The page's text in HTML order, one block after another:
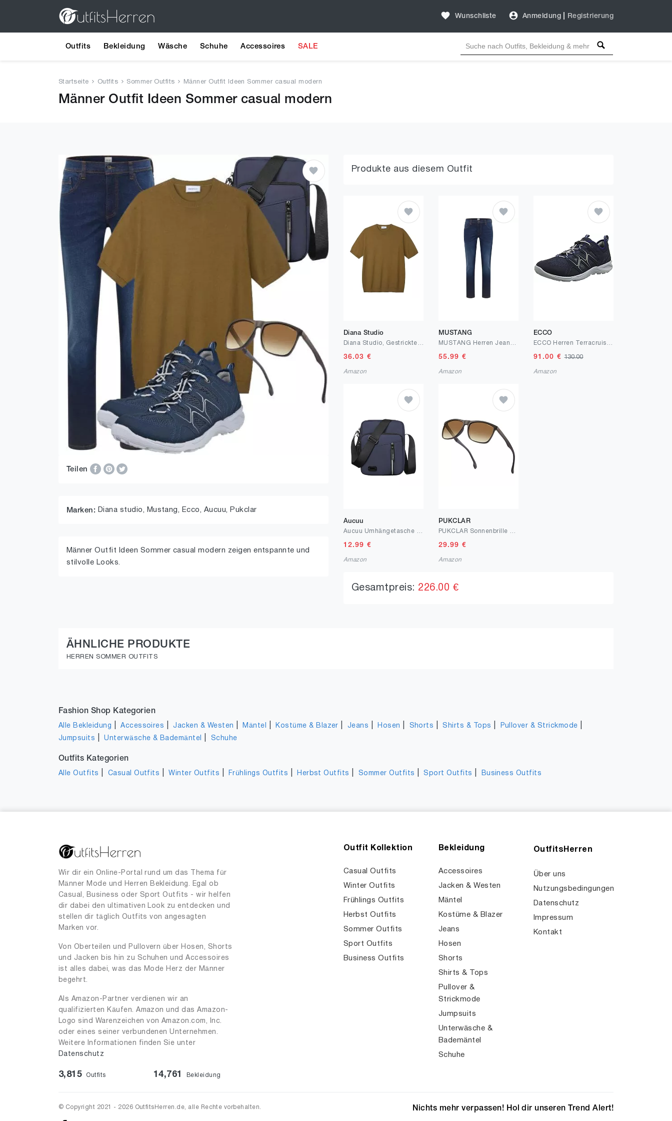
Wunschliste Anmeldung Registrierung
Outfits Bekleidung Wäsche Schuhe Accessoires SALE
Startseite Outfits Sommer Outfits Männer Outfit Ideen Sommer casual modern
Männer Outfit Ideen Sommer casual modern
Teilen
Marken: Diana studio, Mustang, Ecco, Aucuu, Pukclar
Männer Outfit Ideen Sommer casual modern zeigen entspannte und
stilvolle Looks.
Produkte aus diesem Outfit
Diana Studio
36.03 €
Amazon
MUSTANG
55.99 €
Amazon
ECCO
91.00 €130.00
Amazon
Aucuu
12.99 €
Amazon
PUKCLAR
29.99 €
Amazon
Gesamtpreis: 226.00 €
ÄHNLICHE PRODUKTE
HERREN SOMMER OUTFITS
Fashion Shop Kategorien
Alle Bekleidung |Accessoires |Jacken & Westen Mäntel Kostüme & Blazer Jeans Hosen Shorts |Shirts & Tops Pullover & Strickmode
Jumpsuits |Unterwäsche & Bademäntel Schuhe
Outfits Kategorien
Alle Outfits Casual Outfits |Winter Outfits Frühlings Outfits Herbst Outfits Sommer Outfits |Sport Outfits Business Outfits
Wir dir ein Online-Portal rund um das Thema für
Männer Mode und Herren Bekleidung. Egal ob
Casual, Business oder Sport Outfits - wir helfen
dir dabei den ultimativen Look zu entdecken und
stellen dir täglich Outfits von angesagten
Marken vor.
Von Oberteilen und Pullovern über Hosen, Shorts
und Jacken bis hin zu Schuhen und Accessoires
ist alles dabei, was das Mode Herz der Männer
begehrt.
Als Amazon-Partner verdienen wir an
qualifizierten Käufen. Amazon und das Amazon-
Logo sind Warenzeichen von Amazon.com, Inc.
oder eines seiner verbundenen Unternehmen.
Weitere Informationen finden Sie unter
Datenschutz
3,815 Outfits 14,761 Bekleidung
Outfit Kollektion
Casual Outfits
Winter Outfits
Frühlings Outfits
Herbst Outfits
Sommer Outfits
Sport Outfits
Business Outfits
Bekleidung
Accessoires
Jacken & Westen
Mäntel
Kostüme & Blazer
Jeans
Hosen
Shorts
Shirts & Tops
Pullover &
Strickmode
Jumpsuits
Unterwäsche &
Bademäntel
Schuhe
OutfitsHerren
Über uns
Nutzungsbedingungen
Datenschutz
Impressum
Kontakt
© Copyright 2021 - 2026 OutfitsHerren.de, alle Rechte vorbehalten. Nichts mehr verpassen! Hol dir unseren Trend Alert!